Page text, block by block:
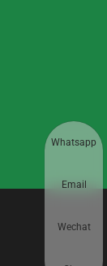
Whatsapp
Email
Wechat